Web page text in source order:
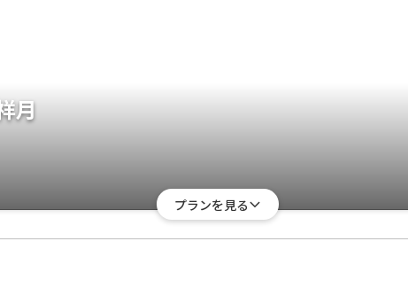
月
プランを見る